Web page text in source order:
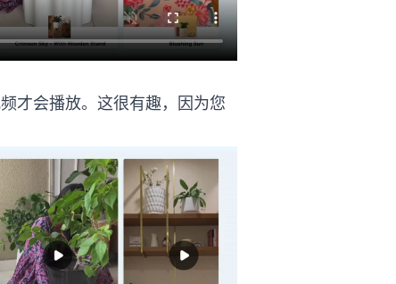
才会播放。这很有趣，因为您